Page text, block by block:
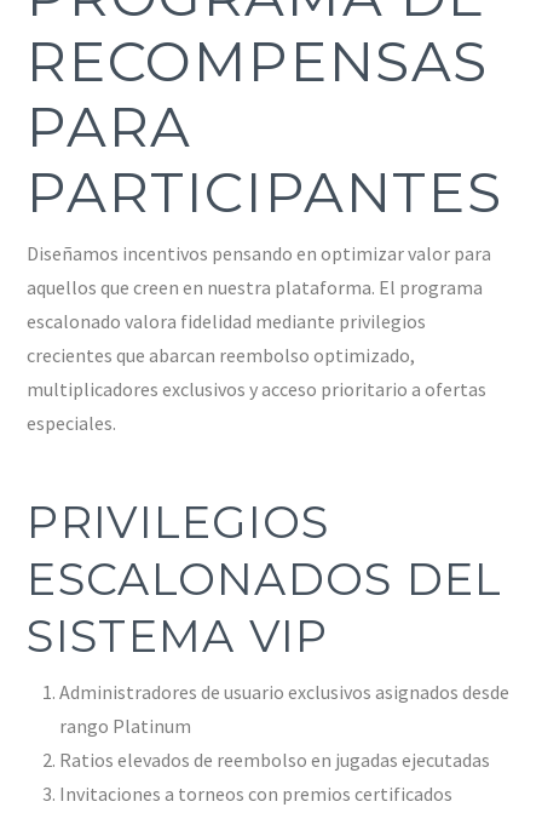
RECOMPENSAS
PARA
PARTICIPANTES
Diseñamos incentivos pensando en optimizar valor para
aquellos que creen en nuestra plataforma. El programa
escalonado valora fidelidad mediante privilegios
crecientes que abarcan reembolso optimizado,
multiplicadores exclusivos y acceso prioritario a ofertas
especiales.
PRIVILEGIOS
ESCALONADOS DEL
SISTEMA VIP
Administradores de usuario exclusivos asignados desde
rango Platinum
Ratios elevados de reembolso en jugadas ejecutadas
Invitaciones a torneos con premios certificados